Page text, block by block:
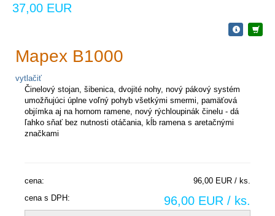
37,00 EUR
Mapex B1000
vytlačiť
Činelový stojan, šibenica, dvojité nohy, nový pákový systém
umožňujúci úplne voľný pohyb všetkými smermi, pamäťová
objímka aj na hornom ramene, nový rýchloupinák činelu - dá
ľahko sňať bez nutnosti otáčania, kĺb ramena s aretačnými
značkami
cena:
96,00 EUR / ks.
cena s DPH:
96,00 EUR / ks.